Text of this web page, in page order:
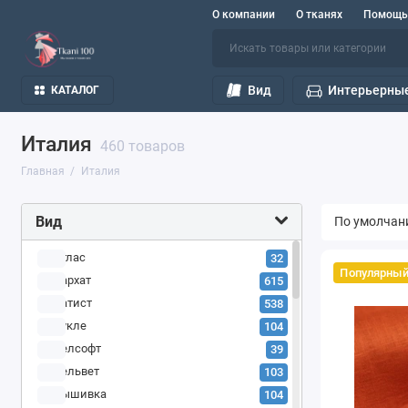
О компании О тканях Помощь
КАТАЛОГ Вид
Италия 460 товаров
Главная Италия
Вид
Атлас
32
Бархат
615
Батист
538
Букле
104
Велсофт
39
Вельвет
103
Вышивка
104
Популярный